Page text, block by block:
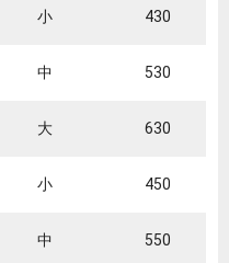
小 430
中 530
大 630
小 450
中 550